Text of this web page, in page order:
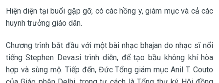
Hiện diện tại buổi gặp gỡ, có các hồng y, giám mục và cả các
huynh trưởng giáo dân.
Chương trình bắt đầu với một bài nhạc bhajan do nhạc sĩ nổi
tiếng Stephen Devasi trình diễn, để tạo bầu không khí hòa
hợp và sùng mộ. Tiếp đến, Đức Tổng giám mục Anil T. Couto